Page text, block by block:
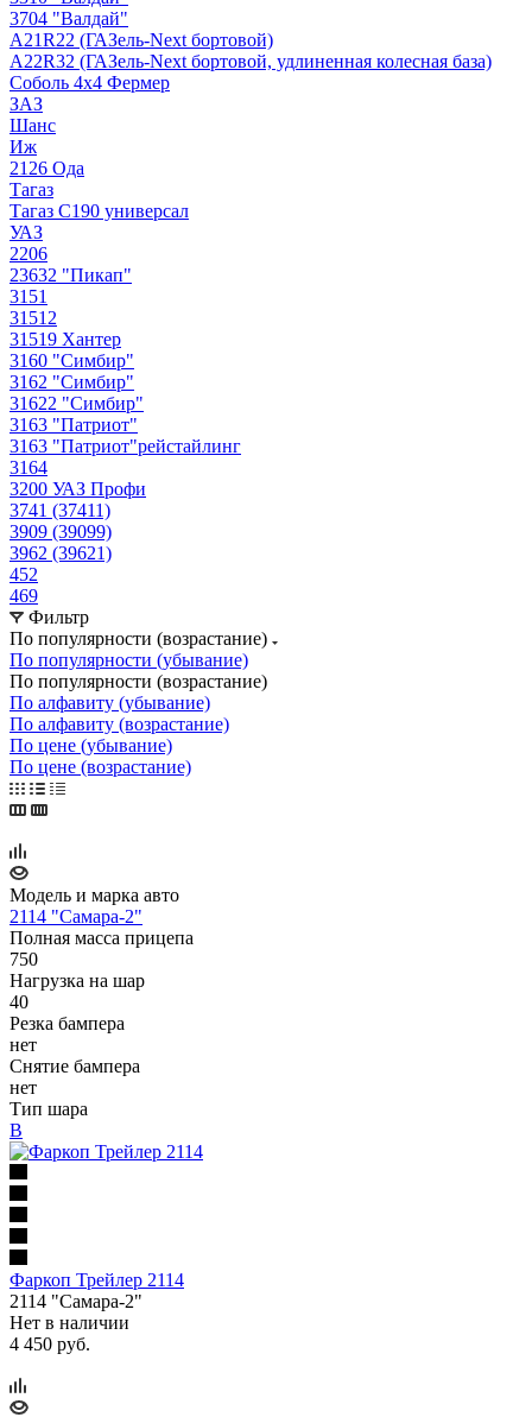
3704 "Валдай"
A21R22 (ГАЗель-Next бортовой)
A22R32 (ГАЗель-Next бортовой, удлиненная колесная база)
Соболь 4х4 Фермер
ЗАЗ
Шанс
Иж
2126 Ода
Тагаз
Тагаз С190 универсал
УАЗ
2206
23632 "Пикап"
3151
31512
31519 Хантер
3160 "Симбир"
3162 "Симбир"
31622 "Симбир"
3163 "Патриот"
3163 "Патриот"рейстайлинг
3164
3200 УАЗ Профи
3741 (37411)
3909 (39099)
3962 (39621)
452
469
Фильтр
По популярности (возрастание)
По популярности (убывание)
По популярности (возрастание)
По алфавиту (убывание)
По алфавиту (возрастание)
По цене (убывание)
По цене (возрастание)
Модель и марка авто
2114 "Самара-2"
Полная масса прицепа
750
Нагрузка на шар
40
Резка бампера
нет
Снятие бампера
нет
Тип шара
B
Фаркоп Трейлер 2114
2114 "Самара-2"
Нет в наличии
4 450 руб.